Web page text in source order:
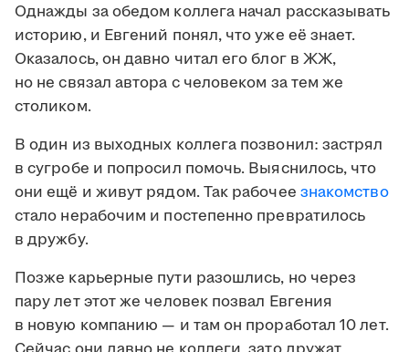
Однажды за обедом коллега начал рассказывать
историю, и Евгений понял, что уже её знает.
Оказалось, он давно читал его блог в ЖЖ,
но не связал автора с человеком за тем же
столиком.
В один из выходных коллега позвонил: застрял
в сугробе и попросил помочь. Выяснилось, что
они ещё и живут рядом. Так рабочее знакомство
стало нерабочим и постепенно превратилось
в дружбу.
Позже карьерные пути разошлись, но через
пару лет этот же человек позвал Евгения
в новую компанию — и там он проработал 10 лет.